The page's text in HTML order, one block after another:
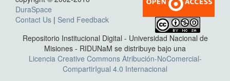
DuraSpace
Contact Us | Send Feedback
Repositorio Institucional Digital - Universidad Nacional de
Misiones - RIDUNaM se distribuye bajo una
Licencia Creative Commons Atribución-NoComercial-
CompartirIgual 4.0 Internacional